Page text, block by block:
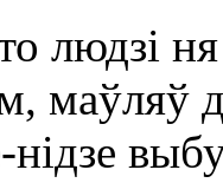
людзі
маўляў